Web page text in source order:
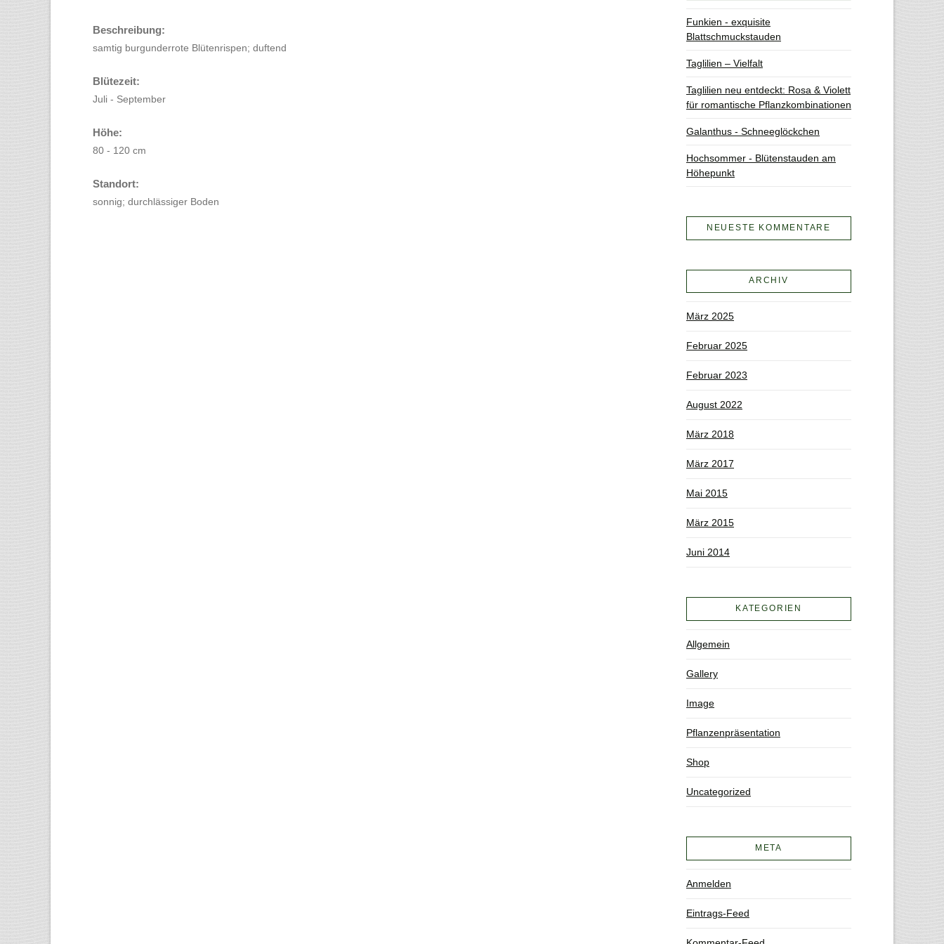
Beschreibung:
samtig burgunderrote Blütenrispen; duftend
Blütezeit:
Juli - September
Höhe:
80 - 120 cm
Standort:
sonnig; durchlässiger Boden
Funkien - exquisite
Blattschmuckstauden
Taglilien – Vielfalt
Taglilien neu entdeckt: Rosa & Violett
für romantische Pflanzkombinationen
Galanthus - Schneeglöckchen
Hochsommer - Blütenstauden am
Höhepunkt
NEUESTE KOMMENTARE
ARCHIV
März 2025
Februar 2025
Februar 2023
August 2022
März 2018
März 2017
Mai 2015
März 2015
Juni 2014
KATEGORIEN
Allgemein
Gallery
Image
Pflanzenpräsentation
Shop
Uncategorized
META
Anmelden
Eintrags-Feed